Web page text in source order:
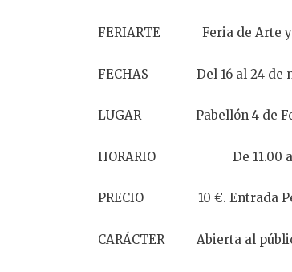
FERIARTE Feria de Arte y
FECHAS Del 16 al 24 de
LUGAR Pabellón 4 de
HORARIO De 11.00 a
PRECIO 10 €. Entrada
CARÁCTER Abierta al